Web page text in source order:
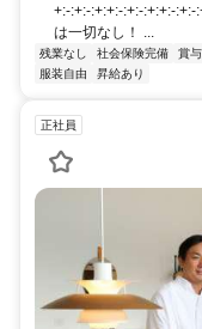
+:-:+:-:+:+:-:+:-:+:+:-
は一切なし！ ...
残業なし 社会保険完備 賞
服装自由
昇給あり
正社員